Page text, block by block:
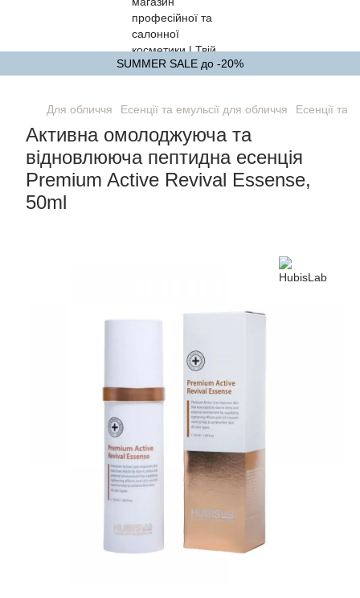
SUMMER SALE до -20%
Для обличчя Есенції та емульсії для обличчя Есенції та
Активна омолоджуюча та
відновлююча пептидна есенція
Premium Active Revival Essense,
50ml